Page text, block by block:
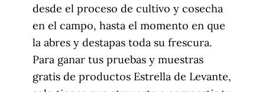
desde el proceso de cultivo y cosecha
en el campo, hasta el momento en que
la abres y destapas toda su frescura.
Para ganar tus pruebas y muestras
gratis de productos Estrella de Levante,